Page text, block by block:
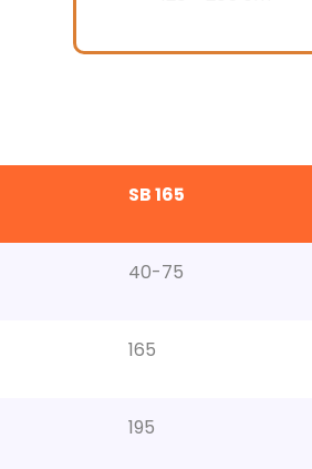
SB 165
40-75
165
195